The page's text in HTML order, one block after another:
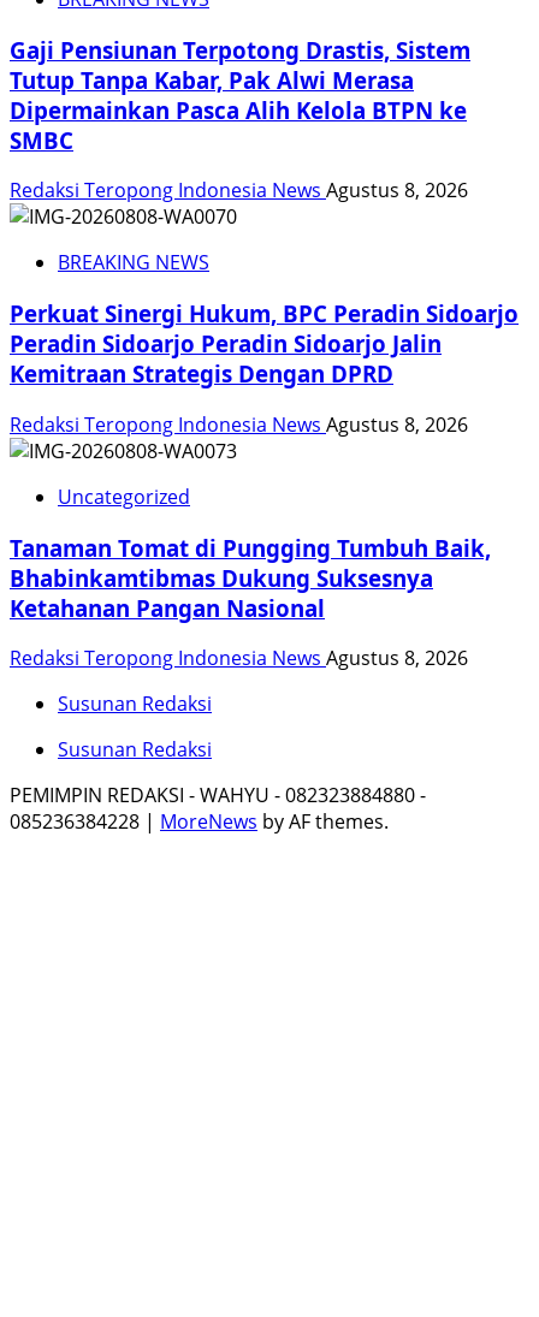
Gaji Pensiunan Terpotong Drastis, Sistem
Tutup Tanpa Kabar, Pak Alwi Merasa
Dipermainkan Pasca Alih Kelola BTPN ke
SMBC
Redaksi Teropong Indonesia News Agustus 8, 2026
BREAKING NEWS
Perkuat Sinergi Hukum, BPC Peradin Sidoarjo
Peradin Sidoarjo Peradin Sidoarjo Jalin
Kemitraan Strategis Dengan DPRD
Redaksi Teropong Indonesia News Agustus 8, 2026
Uncategorized
Tanaman Tomat di Pungging Tumbuh Baik,
Bhabinkamtibmas Dukung Suksesnya
Ketahanan Pangan Nasional
Redaksi Teropong Indonesia News Agustus 8, 2026
Susunan Redaksi
Susunan Redaksi
PEMIMPIN REDAKSI - WAHYU - 082323884880 -
085236384228 | MoreNews by AF themes.